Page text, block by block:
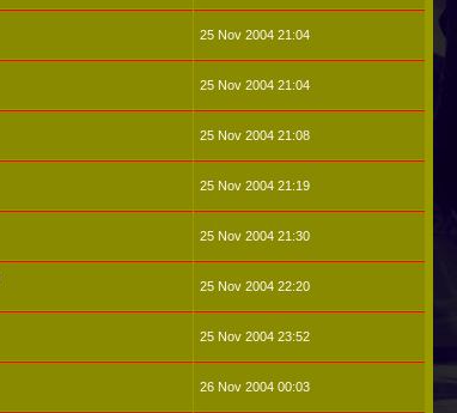
25 Nov 2004 21:04
25 Nov 2004 21:04
25 Nov 2004 21:08
25 Nov 2004 21:19
25 Nov 2004 21:30
25 Nov 2004 22:20
25 Nov 2004 23:52
26 Nov 2004 00:03